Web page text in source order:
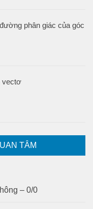
phân giác của góc
vectơ
TÂM
– 0/0